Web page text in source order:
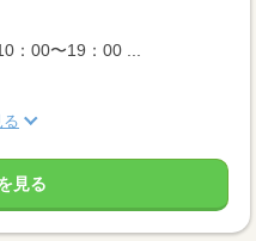
：00〜19：00 ...
る
見る